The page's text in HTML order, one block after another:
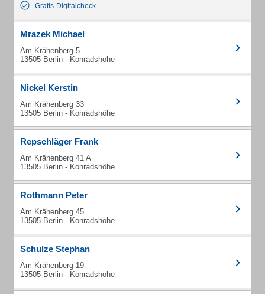
Gratis-Digitalcheck
Mrazek Michael
Am Krähenberg 5
13505 Berlin - Konradshöhe
Nickel Kerstin
Am Krähenberg 33
13505 Berlin - Konradshöhe
Repschläger Frank
Am Krähenberg 41 A
13505 Berlin - Konradshöhe
Rothmann Peter
Am Krähenberg 45
13505 Berlin - Konradshöhe
Schulze Stephan
Am Krähenberg 19
13505 Berlin - Konradshöhe